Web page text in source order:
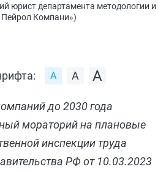
юрист департамента методологии и
Компани»)
до 2030 года
мораторий на плановые
инспекции труда
РФ от 10.03.2023